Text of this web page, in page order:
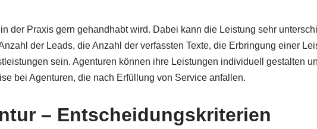
der Praxis gern gehandhabt wird. Dabei kann die Leistung sehr
der Leads, die Anzahl der verfassten Texte, die Erbringung einer
sein. Agenturen können ihre Leistungen individuell gestalten
bei Agenturen, die nach Erfüllung von Service anfallen.
– Entscheidungskriterien